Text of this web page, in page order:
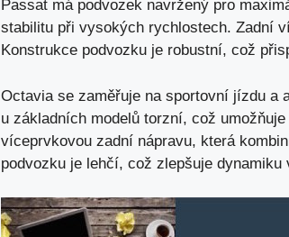
Passat má podvozek navržený pro
stabilitu při vysokých rychlostech. Zadní
Konstrukce podvozku je robustní, což
Octavia se zaměřuje na sportovní jízdu a
u základních modelů torzní, což
víceprvkovou zadní nápravu, která
podvozku je lehčí, což zlepšuje dynamiku